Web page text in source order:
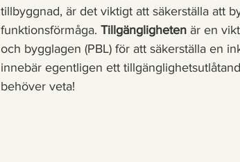
tillbyggnad, är det viktigt att säkerställa att
funktionsförmåga. Tillgängligheten är en
och bygglagen (PBL) för att säkerställa en
innebär egentligen ett
behöver veta!